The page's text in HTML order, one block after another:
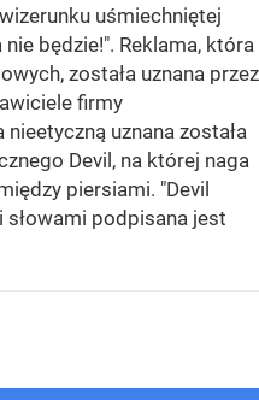
uśmiechniętej
będzie!". Reklama, która
została uznana przez
firmy
uznana została
Devil, na której naga
piersiami. "Devil
podpisana jest